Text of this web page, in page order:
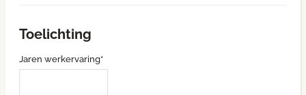
Toelichting
Jaren werkervaring*